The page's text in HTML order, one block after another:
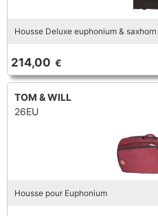
TROMBONE
TROMPETTE CORNET BUGLE
Housse Deluxe euphonium & saxhorn
214,00 €
TOM & WILL
26EU
Housse pour Euphonium